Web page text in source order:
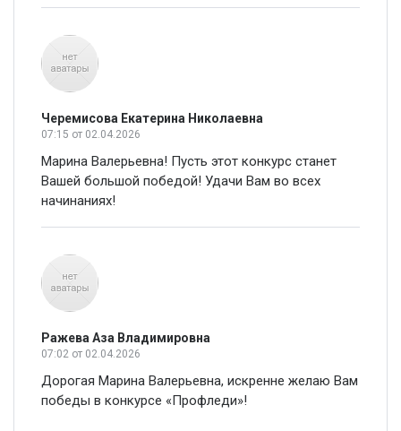
Черемисова Екатерина Николаевна
07:15 от 02.04.2026
Марина Валерьевна! Пусть этот конкурс станет
Вашей большой победой! Удачи Вам во всех
начинаниях!
Ражева Аза Владимировна
07:02 от 02.04.2026
Дорогая Марина Валерьевна, искренне желаю Вам
победы в конкурсе «Профледи»!